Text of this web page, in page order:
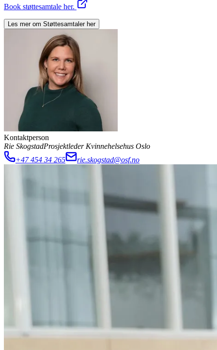
Book støttesamtale her.
Les mer om Støttesamtalerher
Kontaktperson
Rie SkogstadProsjektleder Kvinnehelsehus Oslo
+47 454 34 265
rie.skogstad@osf.no